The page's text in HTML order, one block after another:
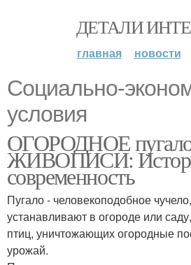
ДЕТАЛИ
главная новости
Социально-
условия
ОГОРОДНОЕ
ЖИВОПИСИ:
современность
Пугало - человекоподобное
устанавливают в огороде или
птиц, уничтожающих огородные
урожай.